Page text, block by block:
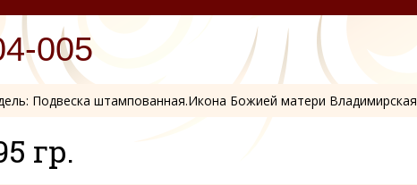
005
Подвеска штампованная.Икона Божией матери Владимирская
гр.